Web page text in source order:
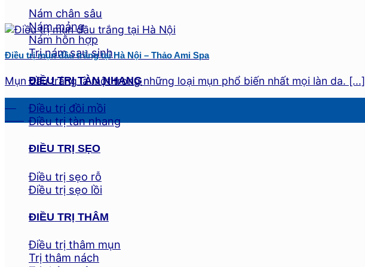
Nám chân sâu
Nám mảng
Nám hỗn hợp
Trị nám sau sinh
ĐIỀU TRỊ TÀN NHANG
Điều trị đồi mồi
Điều trị tàn nhang
ĐIỀU TRỊ SẸO
Điều trị sẹo rỗ
Điều trị sẹo lồi
ĐIỀU TRỊ THÂM
Điều trị thâm mụn
Trị thâm nách
Điều trị mụn đầu trắng tại Hà Nội – Thảo Ami Spa
Mụn đầu trắng là một trong những loại mụn phổ biến nhất mọi làn da. [...]